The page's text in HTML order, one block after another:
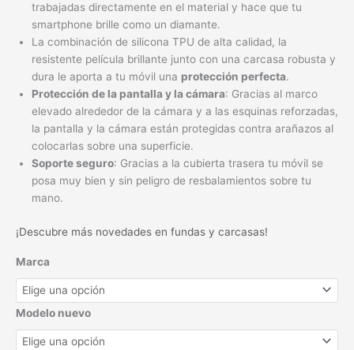
trabajadas directamente en el material y hace que tu
smartphone brille como un diamante.
La combinación de silicona TPU de alta calidad, la
resistente película brillante junto con una carcasa robusta y
dura le aporta a tu móvil una protección perfecta.
Protección de la pantalla y la cámara: Gracias al marco
elevado alrededor de la cámara y a las esquinas reforzadas,
la pantalla y la cámara están protegidas contra arañazos al
colocarlas sobre una superficie.
Soporte seguro: Gracias a la cubierta trasera tu móvil se
posa muy bien y sin peligro de resbalamientos sobre tu
mano.
¡Descubre más novedades en fundas y carcasas!
Marca
Modelo nuevo